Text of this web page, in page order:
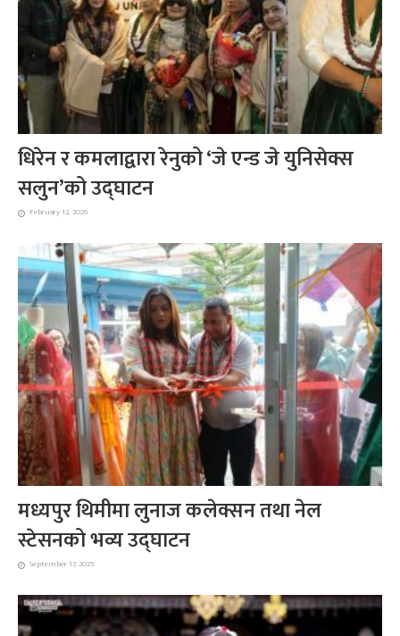
धिरेन र कमलाद्वारा रेनुको ‘जे एन्ड जे युनिसेक्स
सलुन’को उद्घाटन
February 12, 2026
मध्यपुर थिमीमा लुनाज कलेक्सन तथा नेल
स्टेसनको भव्य उद्घाटन
September 17, 2025